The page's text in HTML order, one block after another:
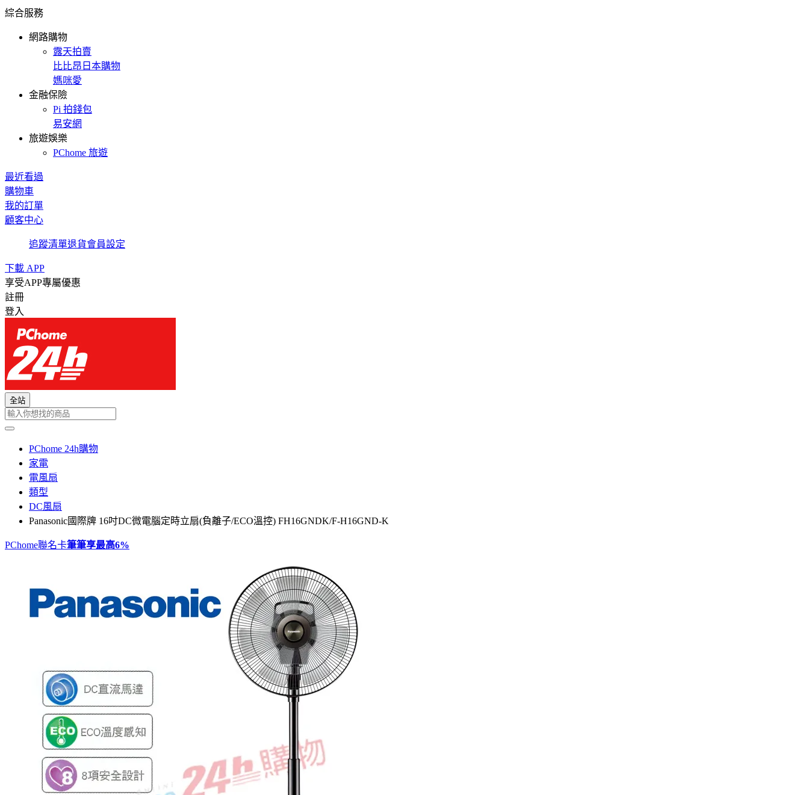
綜合服務
網路購物
露天拍賣
比比昂日本購物
媽咪愛
金融保險
Pi 拍錢包
易安網
旅遊娛樂
PChome 旅遊
最近看過
購物車
我的訂單
顧客中心
追蹤清單退貨會員設定
下載 APP
享受APP專屬優惠
註冊
登入
全站
PChome 24h購物
家電
電風扇
類型
DC風扇
Panasonic國際牌 16吋DC微電腦定時立扇(負離子/ECO溫控) FH16GNDK/F-H16GND-K
PChome聯名卡筆筆享最高6%